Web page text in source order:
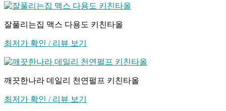
잘풀리는집 맥스 다용도 키친타올
최저가 확인 / 리뷰 보기
깨끗한나라 데일리 천연펄프 키친타올
최저가 확인 / 리뷰 보기